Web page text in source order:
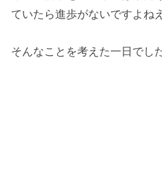
ていたら進歩がないですよね
そんなことを考えた一日でし